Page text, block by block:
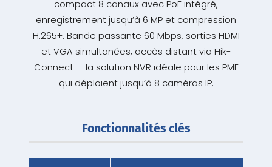
compact 8 canaux avec PoE intégré,
enregistrement jusqu’à 6 MP et compression
H.265+. Bande passante 60 Mbps, sorties HDMI
et VGA simultanées, accès distant via Hik-
Connect — la solution NVR idéale pour les PME
qui déploient jusqu’à 8 caméras IP.
Fonctionnalités clés